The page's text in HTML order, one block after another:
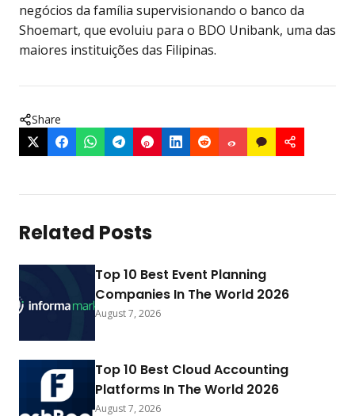
negócios da família supervisionando o banco da
Shoemart, que evoluiu para o BDO Unibank, uma das
maiores instituições das Filipinas.
Share
Related Posts
Top 10 Best Event Planning
Companies In The World 2026
August 7, 2026
Top 10 Best Cloud Accounting
Platforms In The World 2026
August 7, 2026